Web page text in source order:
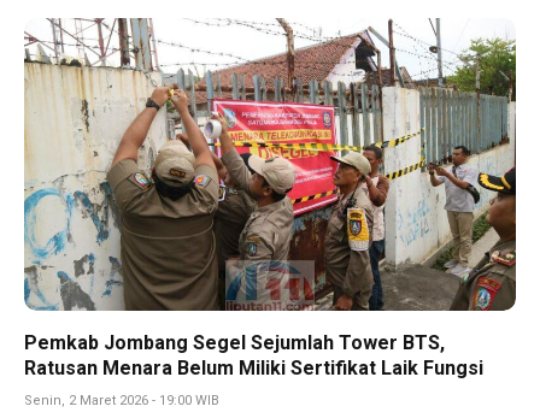
Pemkab Jombang Segel Sejumlah Tower BTS,
Ratusan Menara Belum Miliki Sertifikat Laik Fungsi
Senin, 2 Maret 2026 - 19:00 WIB